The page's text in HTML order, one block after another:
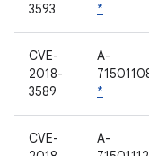
3593
*
CVE-
2018-
3589
A-
*
CVE-
A-